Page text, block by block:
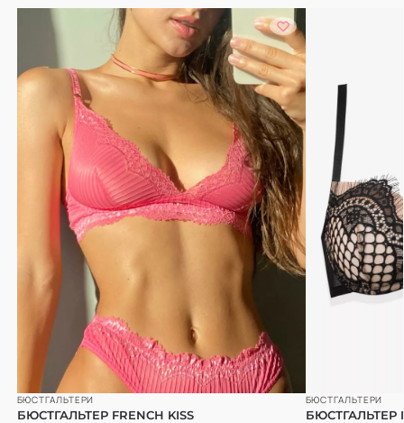
БЮСТГАЛЬТЕРИ
БЮСТГАЛЬТЕР FRENCH KISS
БЮСТГАЛЬТЕРИ
БЮСТГАЛЬТЕР